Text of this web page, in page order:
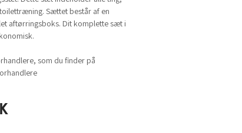
Sættet består af en
aftørringsboks. Dit komplette sæt i
som du finder på